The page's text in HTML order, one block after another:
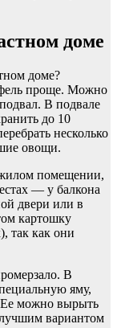
доме
доме?
проще. Можно
В подвале
до 10
несколько
овощи.
жилом помещении,
— у балкона
двери или в
картошку
так как они
В
яму,
Ее можно вырыть
вариантом